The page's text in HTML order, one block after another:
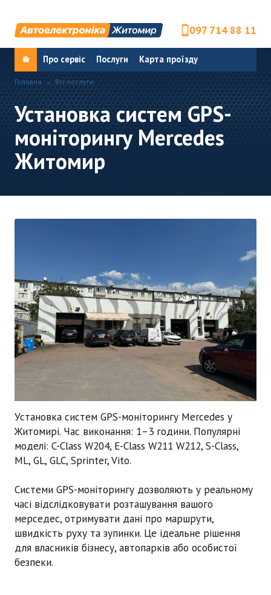
097 714 88 11
Про сервіс Послуги Карта проїзду
Головна Всі послуги
Установка систем GPS-
моніторингу Mercedes
Житомир
Установка систем GPS-моніторингу Mercedes у
Житомирі. Час виконання: 1–3 години. Популярні
моделі: C-Class W204, E-Class W211 W212, S-Class,
ML, GL, GLC, Sprinter, Vito.
Системи GPS-моніторингу дозволяють у реальному
часі відслідковувати розташування вашого
мерседес, отримувати дані про маршрути,
швидкість руху та зупинки. Це ідеальне рішення
для власників бізнесу, автопарків або особистої
безпеки.